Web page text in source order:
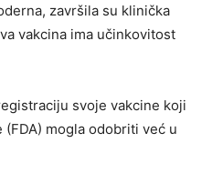
završila su klinička
vakcina ima učinkovitost
svoje vakcine koji
mogla odobriti već u